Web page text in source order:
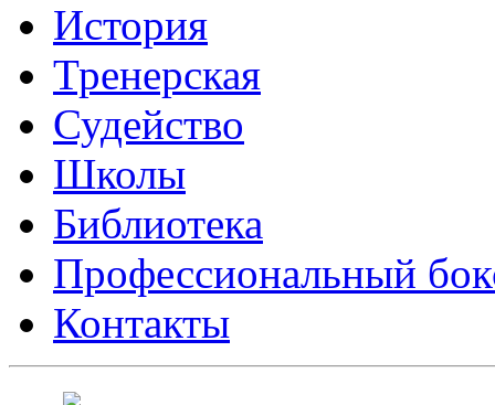
История
Тренерская
Судейство
Школы
Библиотека
Профессиональный
Контакты